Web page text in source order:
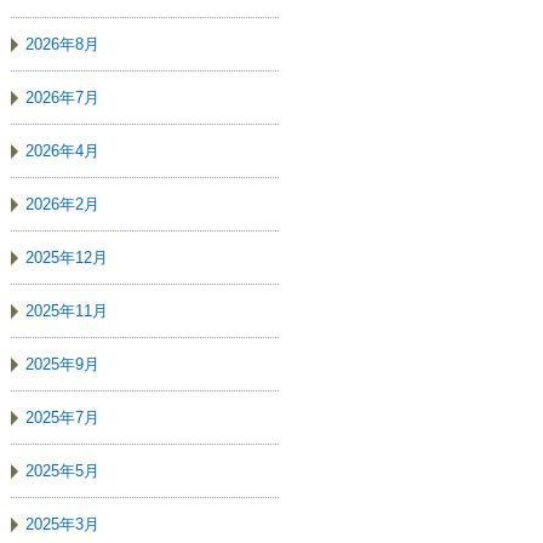
2026年8月
2026年7月
2026年4月
2026年2月
2025年12月
2025年11月
2025年9月
2025年7月
2025年5月
2025年3月